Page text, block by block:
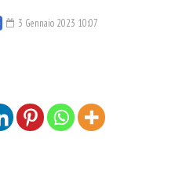
3 Gennaio 2023 10:07